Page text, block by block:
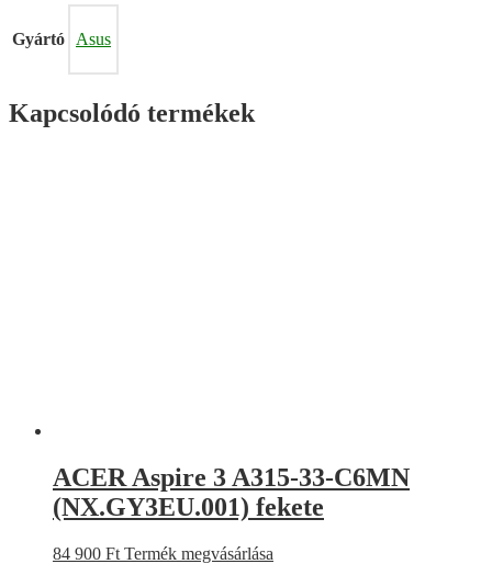
Gyártó Asus
Kapcsolódó termékek
ACER Aspire 3 A315-33-C6MN
(NX.GY3EU.001) fekete
84 900 Ft Termék megvásárlása